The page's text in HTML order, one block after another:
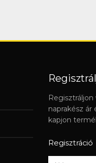
naprakész
kapjon
Regisztráció